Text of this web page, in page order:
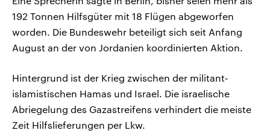
192 Tonnen Hilfsgüter mit 18 Flügen abgeworfen
worden. Die Bundeswehr beteiligt sich seit Anfang
August an der von Jordanien koordinierten Aktion.
Hintergrund ist der Krieg zwischen der militant-
islamistischen Hamas und Israel. Die israelische
Abriegelung des Gazastreifens verhindert die meiste
Zeit Hilfslieferungen per Lkw.